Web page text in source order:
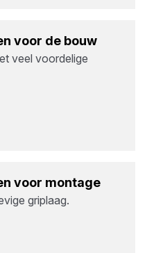
voor de bouw
veel voordelige
voor mon­ta­ge
griplaag.